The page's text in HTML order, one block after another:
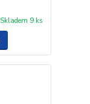
Skladem 9 ks